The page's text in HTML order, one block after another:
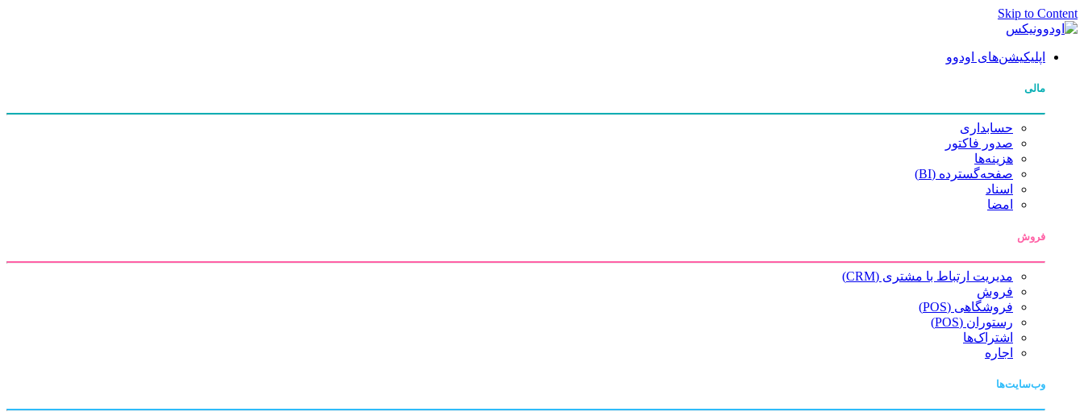
Skip to Content
اپلیکیشن‌های اودوو
مالی
حسابداری
صدور فاکتور
هزینه‌ها
صفحه‌گسترده (BI)
اسناد
امضا
فروش
مدیریت ارتباط با مشتری (CRM)
فروش
فروشگاهی (POS)
رستوران (POS)
اشتراک‌ها
اجاره
وب‌سایت‌ها